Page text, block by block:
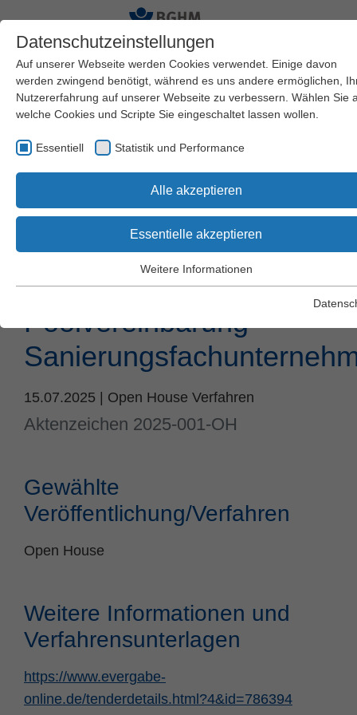
Startseite BGHM
Amtliche Informationen
Öffentliche Ausschreibungen
Asbestexposition bei
Tätigkeiten an Putzen,
Spachtelmassen und
Fliesenklebern“ -
Poolvereinbarung
15.07.2025 Open House Verfahren
Aktenzeichen 2025-001-OH
Gewählte
Veröffentlichung/Verfahren
Open House
Weitere Informationen und
Verfahrensunterlagen
https://www.evergabe-
online.de/tenderdetails.html?4&id=786394
Datenschutzeinstellungen
Auf unserer Webseite werden Cookies verwendet. Einige davon
werden zwingend benötigt, während es uns andere ermöglichen,
Nutzererfahrung auf unserer Webseite zu verbessern. Wählen Sie
welche Cookies und Scripte Sie eingeschaltet lassen wollen.
Essentiell Statistik und Performance
Alle akzeptieren
Essentielle akzeptieren
Essentielle Cookies werden für grundlegende Funktionen der
einwandfrei funktioniert.
Name fe_typo_user
Anbieter TYPO3
Laufzeit Session
Zweck
Benutzer-Logins die Session ID mithilfe derer
der eingeloggte User wiedererkannt wird, um
Name PHPSESSID
Anbieter php
Laufzeit Ende der Sitzung
Cookie-Informationen
Statistik und Performance
Weitere Informationen